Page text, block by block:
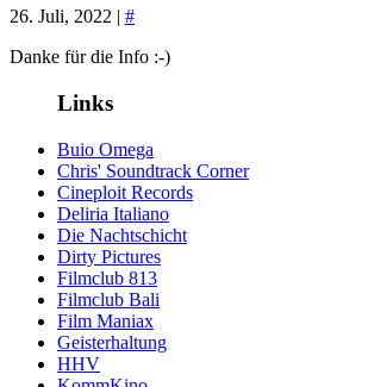
26. Juli, 2022 | #
Danke für die Info :-)
Links
Buio Omega
Chris' Soundtrack Corner
Cineploit Records
Deliria Italiano
Die Nachtschicht
Dirty Pictures
Filmclub 813
Filmclub Bali
Film Maniax
Geisterhaltung
HHV